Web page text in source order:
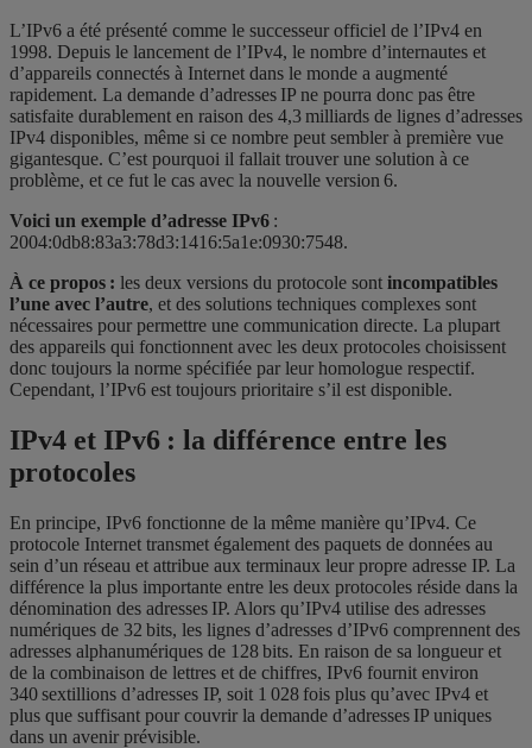
L’IPv6 a été présenté comme le successeur officiel de l’IPv4 en
1998. Depuis le lancement de l’IPv4, le nombre d’internautes et
d’appareils connectés à Internet dans le monde a augmenté
rapidement. La demande d’adresses IP ne pourra donc pas être
satisfaite durablement en raison des 4,3 milliards de lignes d’adresses
IPv4 disponibles, même si ce nombre peut sembler à première vue
gigantesque. C’est pourquoi il fallait trouver une solution à ce
problème, et ce fut le cas avec la nouvelle version 6.
Voici un exemple d’adresse IPv6 :
2004:0db8:83a3:78d3:1416:5a1e:0930:7548.
À ce propos : les deux versions du protocole sont incompatibles
l’une avec l’autre, et des solutions techniques complexes sont
nécessaires pour permettre une communication directe. La plupart
des appareils qui fonctionnent avec les deux protocoles choisissent
donc toujours la norme spécifiée par leur homologue respectif.
Cependant, l’IPv6 est toujours prioritaire s’il est disponible.
IPv4 et IPv6 : la différence entre les
protocoles
En principe, IPv6 fonctionne de la même manière qu’IPv4. Ce
protocole Internet transmet également des paquets de données au
sein d’un réseau et attribue aux terminaux leur propre adresse IP. La
différence la plus importante entre les deux protocoles réside dans la
dénomination des adresses IP. Alors qu’IPv4 utilise des adresses
numériques de 32 bits, les lignes d’adresses d’IPv6 comprennent des
adresses alphanumériques de 128 bits. En raison de sa longueur et
de la combinaison de lettres et de chiffres, IPv6 fournit environ
340 sextillions d’adresses IP, soit 1 028 fois plus qu’avec IPv4 et
plus que suffisant pour couvrir la demande d’adresses IP uniques
dans un avenir prévisible.